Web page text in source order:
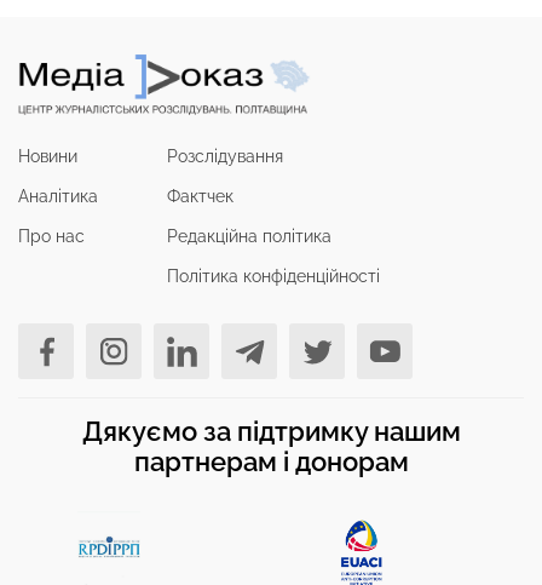
Новини
Аналітика
Про нас
Розслідування
Фактчек
Редакційна політика
Політика конфіденційності
Дякуємо за підтримку нашим
партнерам і донорам